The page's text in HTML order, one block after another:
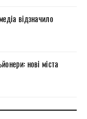
відзначило
нові міста